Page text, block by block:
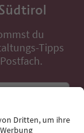
du
Tipps